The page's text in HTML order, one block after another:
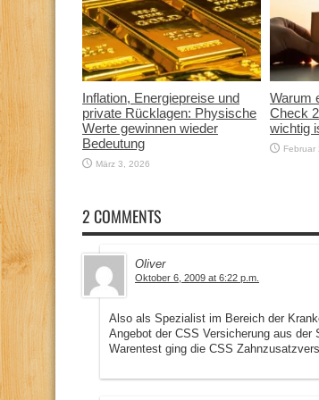
Inflation, Energiepreise und
private Rücklagen: Physische
Werte gewinnen wieder
Bedeutung
März 3, 2026
Warum
Check
wichtig
Februar
2 COMMENTS
Oliver
Oktober 6, 2009 at 6:22 p.m.
Also als Spezialist im Bereich der
Angebot der CSS Versicherung aus
Warentest ging die CSS